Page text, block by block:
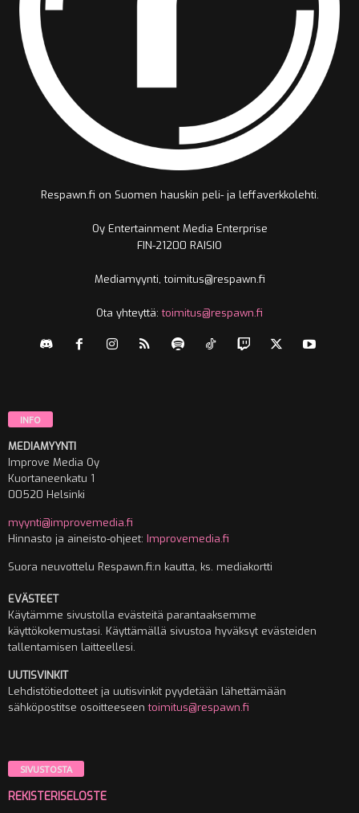
Respawn.fi on Suomen hauskin peli- ja leffaverkkolehti.
Oy Entertainment Media Enterprise
FIN-21200 RAISIO
Mediamyynti, toimitus@respawn.fi
Ota yhteyttä:toimitus@respawn.fi
INFO
MEDIAMYYNTI
Improve Media Oy
Kuortaneenkatu 1
00520 Helsinki
myynti@improvemedia.fi
Hinnasto ja aineisto-ohjeet: Improvemedia.fi
Suora neuvottelu Respawn.fi:n kautta, ks. mediakortti
EVÄSTEET
Käytämme sivustolla evästeitä parantaaksemme
käyttökokemustasi. Käyttämällä sivustoa hyväksyt evästeiden
tallentamisen laitteellesi.
UUTISVINKIT
Lehdistötiedotteet ja uutisvinkit pyydetään lähettämään
sähköpostitse osoitteeseentoimitus@respawn.fi
SIVUSTOSTA
REKISTERISELOSTE